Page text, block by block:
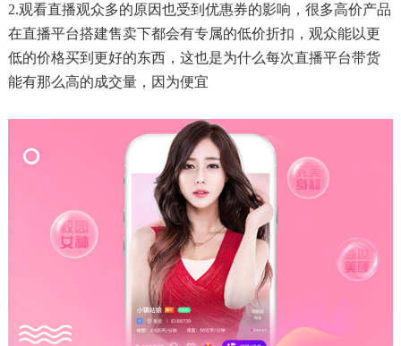
2.观看直播观众多的原因也受到优惠券的影响，很多高价产品
在直播平台搭建售卖下都会有专属的低价折扣，观众能以更
低的价格买到更好的东西，这也是为什么每次直播平台带货
能有那么高的成交量，因为便宜